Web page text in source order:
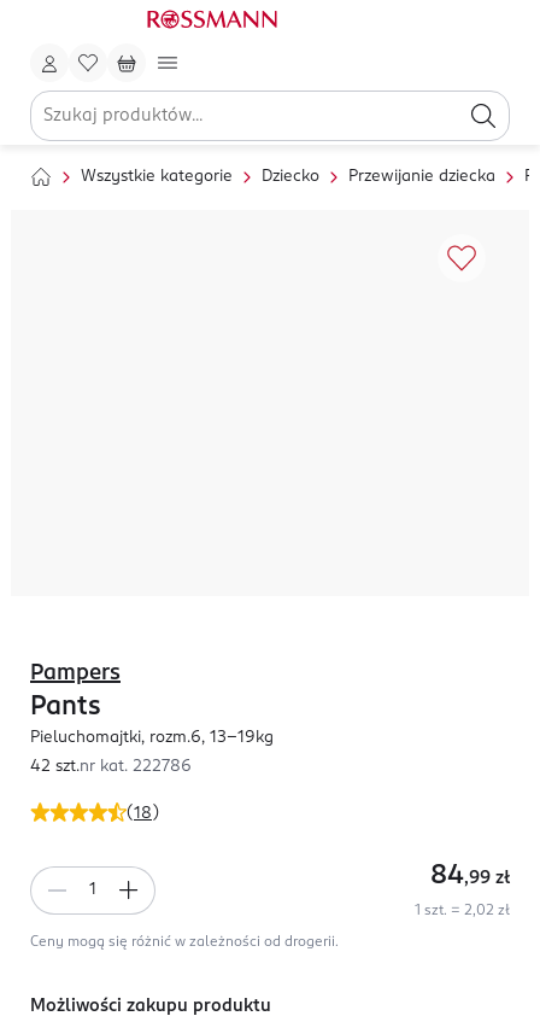
Wszystkie kategorie Dziecko Przewijanie dziecka
(18 )
Pampers
Pants
Pieluchomajtki, rozm.6, 13-19kg
42 szt.nr kat. 222786
84,99 zł
1 szt. = 2,02 zł
Ceny mogą się różnić w zależności od drogerii.
Możliwości zakupu produktu